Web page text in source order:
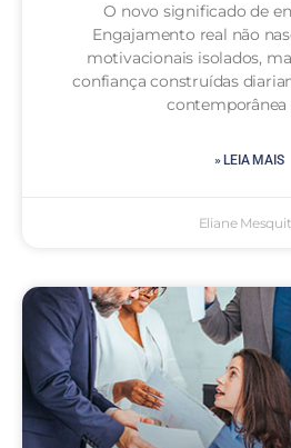
O novo significado de
Engajamento real não
motivacionais isolados,
confiança construídas
contemporânea
» LEIA MAIS
Eliane